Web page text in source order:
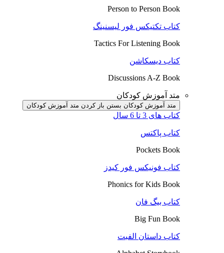
Person to Person Book
کتاب تکتیکس فور لیسنینگ
Tactics For Listening Book
کتاب دیسکاشن
Discussions A-Z Book
متد آموزش کودکان
متد آموزش کودکان بستن باز کردن متد آموزش کودکان
کتاب های 3 تا 6 سال
کتاب پاکتس
Pockets Book
کتاب فونیکس فور کیدز
Phonics for Kids Book
کتاب بیگ فان
Big Fun Book
کتاب داستان الفبت